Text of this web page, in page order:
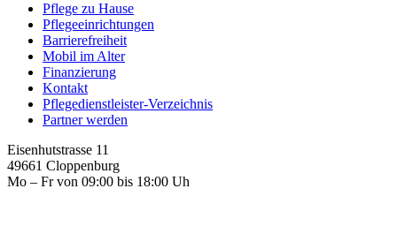
Pflege zu Hause
Pflegeeinrichtungen
Barrierefreiheit
Mobil im Alter
Finanzierung
Kontakt
Pflegedienstleister-Verzeichnis
Partner werden
Eisenhutstrasse 11
49661 Cloppenburg
Mo – Fr von 09:00 bis 18:00 Uh